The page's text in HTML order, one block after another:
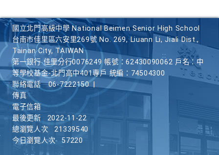
國立北門高級中學 National Beimen Senior High School
台南市佳里區六安里269號 No. 269, Liuann Li, Jiali Dist.,
Tainan City, TAIWAN
第一銀行 佳里分行0076249 帳號：62430090062 戶名：中
等學校基金-北門高中401專戶 統編：74504300
聯絡電話
06-7222150
傳真
電子信箱
最後更新
2022-11-22
總瀏覽人次
21339540
今日瀏覽人次
57220